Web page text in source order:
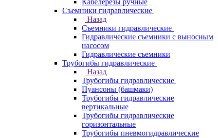
Кабелерезы ручные
Съемники гидравлические
Назад
Съемники гидравлические
Гидравлические cъемники с выносным
насосом
Гидравлические съемники
Трубогибы гидравлические
Назад
Трубогибы гидравлические
Пуансоны (башмаки)
Трубогибы гидравлические
вертикальные
Трубогибы гидравлические
горизонтальные
Трубогибы пневмогидравлические